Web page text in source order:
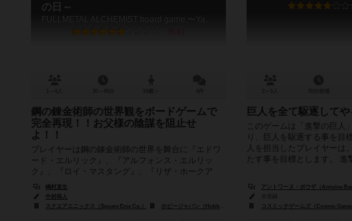
の日～
鋼の錬金術師の世界観をボードゲームで
完全再現！！お父様の陰謀を阻止せ
よ！！
プレイヤーは鋼の錬金術師の世界を舞台に『エドワ
ード・エルリック』、『アルフォンス・エルリッ
ク』、『ロイ・マスタング』、『リザ・ホークア
イ』、『グリード&リン・ヤオ』、『スカー...
嶋村直生
中村蒔人
スクエアエニックス（Square Enix Co.）
ホビージャパン（Hobby Japan）
巨人を全て駆逐してや
このゲームは「進撃の巨人
り、巨人を駆逐する事を目
人を担当したプレイヤーは
たす事を目標とします。 進
アントワーヌ・ボウザ（Antoine
コスミックゲームズ（Cosmic Games